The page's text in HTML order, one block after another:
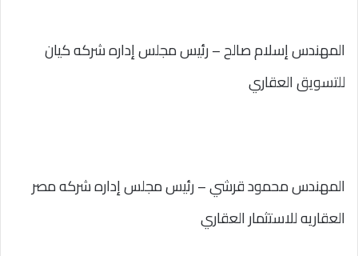
المهندس إسلام صالح – رئيس مجلس إداره شركه كيان
للتسويق العقاري
المهندس محمود قرشي – رئيس مجلس إداره شركه مصر
العقاريه للاستثمار العقاري